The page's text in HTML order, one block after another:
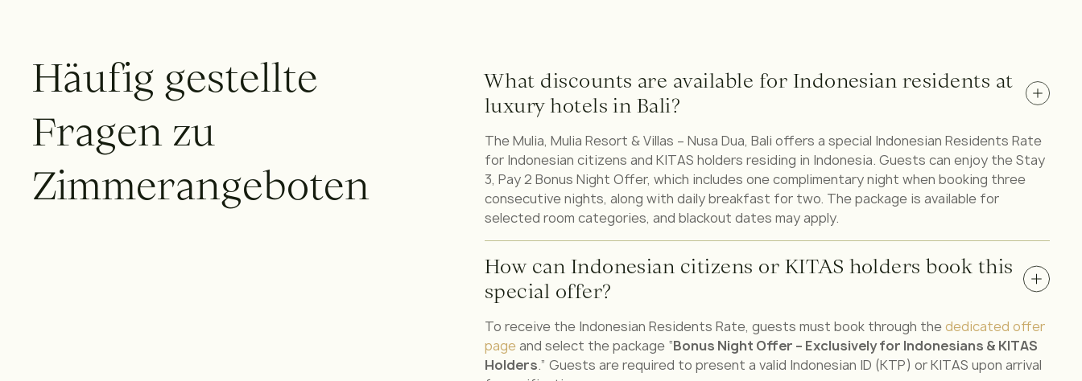
Häufig gestellte
Fragen zu
Zimmerangeboten
What discounts are available for Indonesian residents at
luxury hotels in Bali?
The Mulia, Mulia Resort & Villas – Nusa Dua, Bali offers a special Indonesian Residents Rate
for Indonesian citizens and KITAS holders residing in Indonesia. Guests can enjoy the Stay
3, Pay 2 Bonus Night Offer, which includes one complimentary night when booking three
consecutive nights, along with daily breakfast for two. The package is available for
selected room categories, and blackout dates may apply.
How can Indonesian citizens or KITAS holders book this
special offer?
To receive the Indonesian Residents Rate, guests must book through thededicated offer
pageand select the package “Bonus Night Offer – Exclusively for Indonesians & KITAS
Holders.” Guests are required to present a valid Indonesian ID (KTP) or KITAS upon arrival